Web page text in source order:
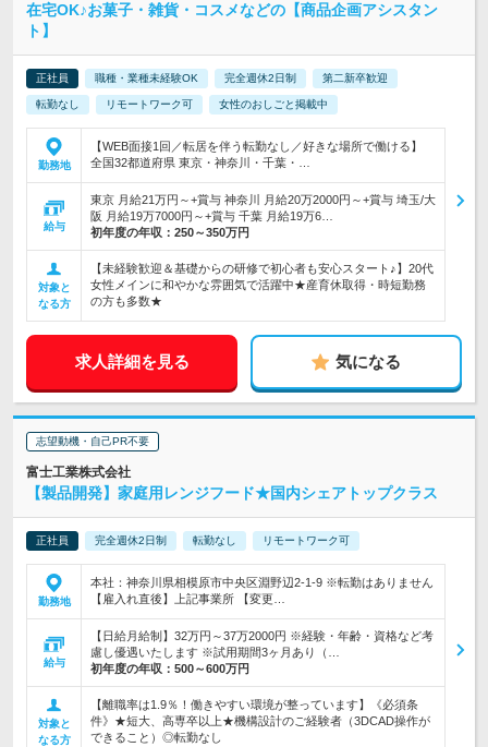
在宅OK♪お菓子・雑貨・コスメなどの【商品企画アシスタン
ト】
正社員 職種・業種未経験OK 完全週休2日制 第二新卒歓迎
転勤なし リモートワーク可 女性のおしごと掲載中
勤務地
【WEB面接1回／転居を伴う転勤なし／好きな場所で働ける】
全国32都道府県 東京・神奈川・千葉・…
給与
東京 月給21万円～+賞与 神奈川 月給20万2000円～+賞与 埼玉/大
阪 月給19万7000円～+賞与 千葉 月給19万6…
初年度の年収： 250～350万円
対象と
なる方
【未経験歓迎＆基礎からの研修で初心者も安心スタート♪】20代
女性メインに和やかな雰囲気で活躍中★産育休取得・時短勤務
の方も多数★
求人詳細を見る 気になる
志望動機・自己PR不要
富士工業株式会社
【製品開発】家庭用レンジフード★国内シェアトップクラス
正社員 完全週休2日制 転勤なし リモートワーク可
勤務地
本社：神奈川県相模原市中央区淵野辺2-1-9 ※転勤はありません
【雇入れ直後】上記事業所 【変更…
給与
【日給月給制】32万円～37万2000円 ※経験・年齢・資格など考
慮し優遇いたします ※試用期間3ヶ月あり（…
初年度の年収： 500～600万円
対象と
なる方
【離職率は1.9％！働きやすい環境が整っています】《必須条
件》★短大、高専卒以上★機構設計のご経験者（3DCAD操作が
できること）◎転勤なし